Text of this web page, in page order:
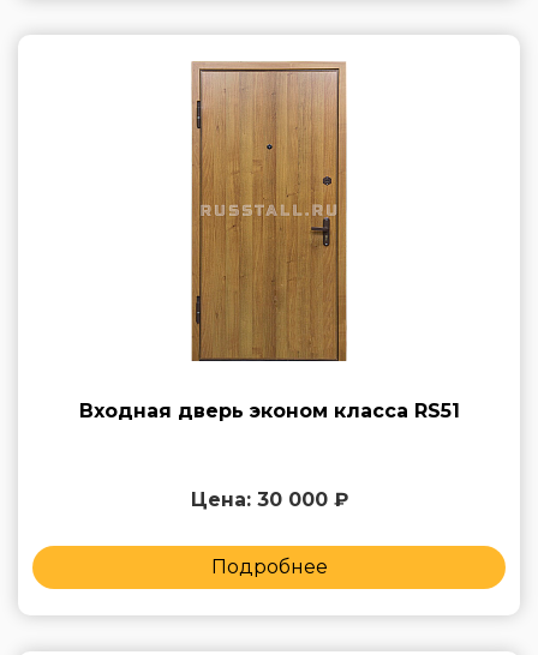
Входная дверь эконом класса RS51
Цена: 30 000 ₽
Подробнее